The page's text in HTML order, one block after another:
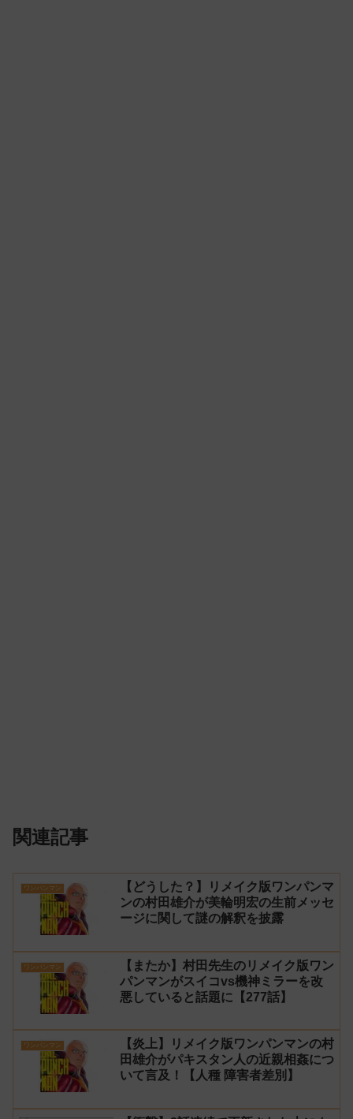
関連記事
ワンパンマン
【どうした？】リメイク版ワンパンマ
ンの村田雄介が美輪明宏の生前メッセ
ージに関して謎の解釈を披露
ワンパンマン
【またか】村田先生のリメイク版ワン
パンマンがスイコvs機神ミラーを改
悪していると話題に【277話】
ワンパンマン
【炎上】リメイク版ワンパンマンの村
田雄介がパキスタン人の近親相姦につ
いて言及！【人種 障害者差別】